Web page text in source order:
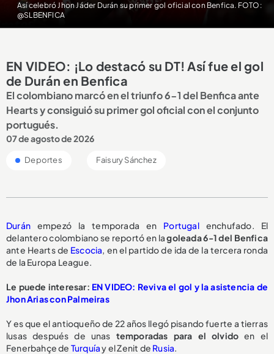
Así celebró Jhon Jáder Durán su primer gol oficial con Benfica. FOTO:
@SLBENFICA
EN VIDEO: ¡Lo destacó su DT! Así fue el gol
de Durán en Benfica
El colombiano marcó en el triunfo 6-1 del Benfica ante
Hearts y consiguió su primer gol oficial con el conjunto
portugués.
07 de agosto de 2026
Deportes Faisury Sánchez
Durán empezó la temporada en Portugalenchufado. El
delantero colombiano se reportó en lagoleada 6-1 del Benfica
ante Hearts de Escocia, en el partido de ida de la tercera ronda
de la Europa League.
Le puede interesar: EN VIDEO: Reviva el gol y la asistencia de
Jhon Arias con Palmeiras
Y es que el antioqueño de 22 años llegó pisando fuerte a tierras
lusas después de unas temporadas para el olvido en el
Fenerbahçe de Turquíay el Zenit de Rusia.